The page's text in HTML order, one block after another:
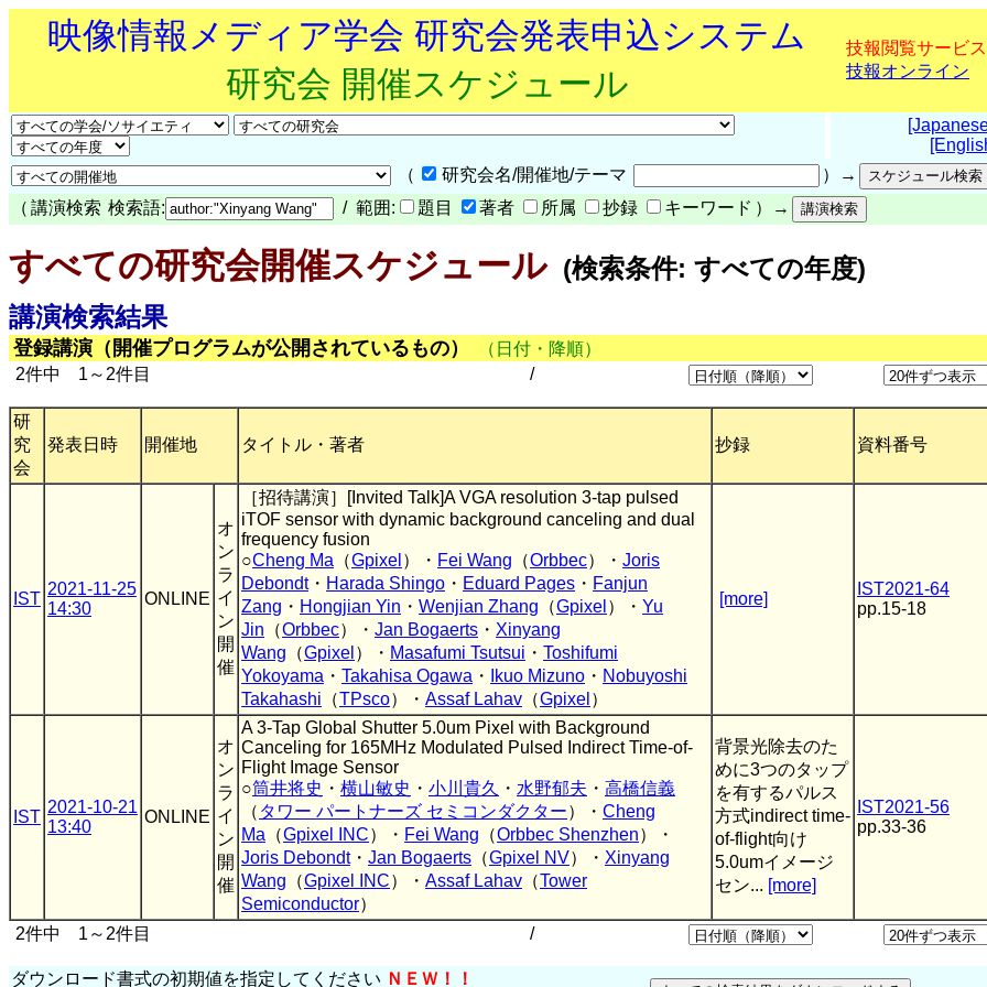
映像情報メディア学会 研究会発表申込システム
研究会 開催スケジュール
技報閲覧サービス
技報オンライン
（
研究会名/開催地/テーマ
）→
（ 講演検索 検索語: / 範囲: 題目 著者 所属 抄録 キーワード ）→
すべての研究会開催スケジュール(検索条件: すべての年度)
講演検索結果
登録講演（開催プログラムが公開されているもの）
（日付・降順）
2件中 1～2件目
/
研
究
会
発表日時 開催地 タイトル・著者 抄録 資料番号
IST
2021-11-25
14:30
ONLINE
オ
ン
ラ
イ
ン
開
催
［招待講演］[Invited Talk]A VGA resolution 3-tap pulsed
iTOF sensor with dynamic background canceling and dual
frequency fusion
○Cheng Ma （Gpixel ）・ Fei Wang （Orbbec）・ Joris
Debondt・ Harada Shingo ・ Eduard Pages ・ Fanjun
Zang ・ Hongjian Yin ・ Wenjian Zhang （Gpixel ）・ Yu
Jin （Orbbec）・ Jan Bogaerts ・ Xinyang
Wang （Gpixel ）・ Masafumi Tsutsui ・ Toshifumi
Yokoyama ・ Takahisa Ogawa ・ Ikuo Mizuno ・ Nobuyoshi
Takahashi （TPsco）・ Assaf Lahav （Gpixel ）
[more]
IST2021-64
pp.15-18
IST
2021-10-21
13:40
ONLINE
オ
ン
ラ
イ
ン
開
催
A 3-Tap Global Shutter 5.0um Pixel with Background
Canceling for 165MHz Modulated Pulsed Indirect Time-of-
Flight Image Sensor
○筒井将史 ・ 横山敏史 ・ 小川貴久 ・ 水野郁夫 ・ 高橋信義
（ タワー パートナーズ セミコンダクター）・ Cheng
Ma （Gpixel INC）・ Fei Wang （Orbbec Shenzhen）・
Joris Debondt・ Jan Bogaerts （Gpixel NV）・ Xinyang
Wang （Gpixel INC）・ Assaf Lahav （Tower
Semiconductor）
背景光除去のた
めに3つのタップ
を有するパルス
方式indirect time-
of-flight向け
5.0umイメージ
セン... [more]
IST2021-56
pp.33-36
2件中 1～2件目 /
ダウンロード書式の初期値を指定してください ＮＥＷ！！